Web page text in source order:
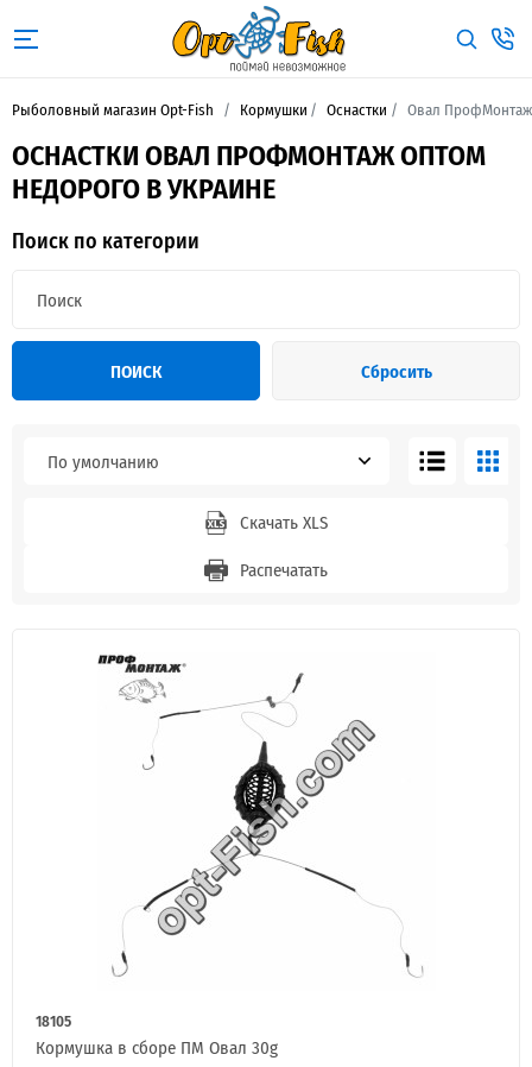
Рыболовный магазин Opt-Fish Кормушки Оснастки Овал ПрофМонтаж
ОСНАСТКИ ОВАЛ ПРОФМОНТАЖ ОПТОМ
НЕДОРОГО В УКРАИНЕ
Поиск по категории
ПОИСК Сбросить
По умолчанию
Скачать XLS
Распечатать
18105
Кормушка в сборе ПМ Овал 30g